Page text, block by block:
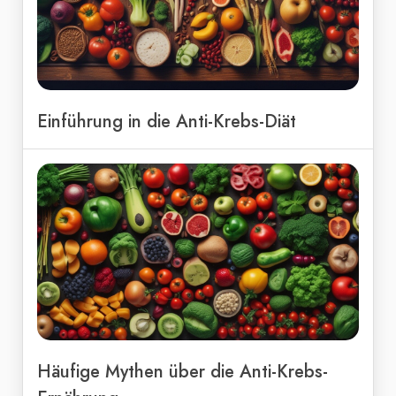
Einführung in die Anti-Krebs-Diät
Häufige Mythen über die Anti-Krebs-